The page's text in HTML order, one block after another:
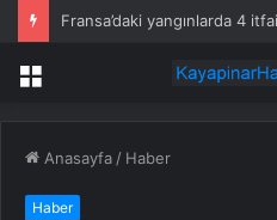
Fransa’daki yangınlarda 4
Menü
Anasayfa / Haber
Haber